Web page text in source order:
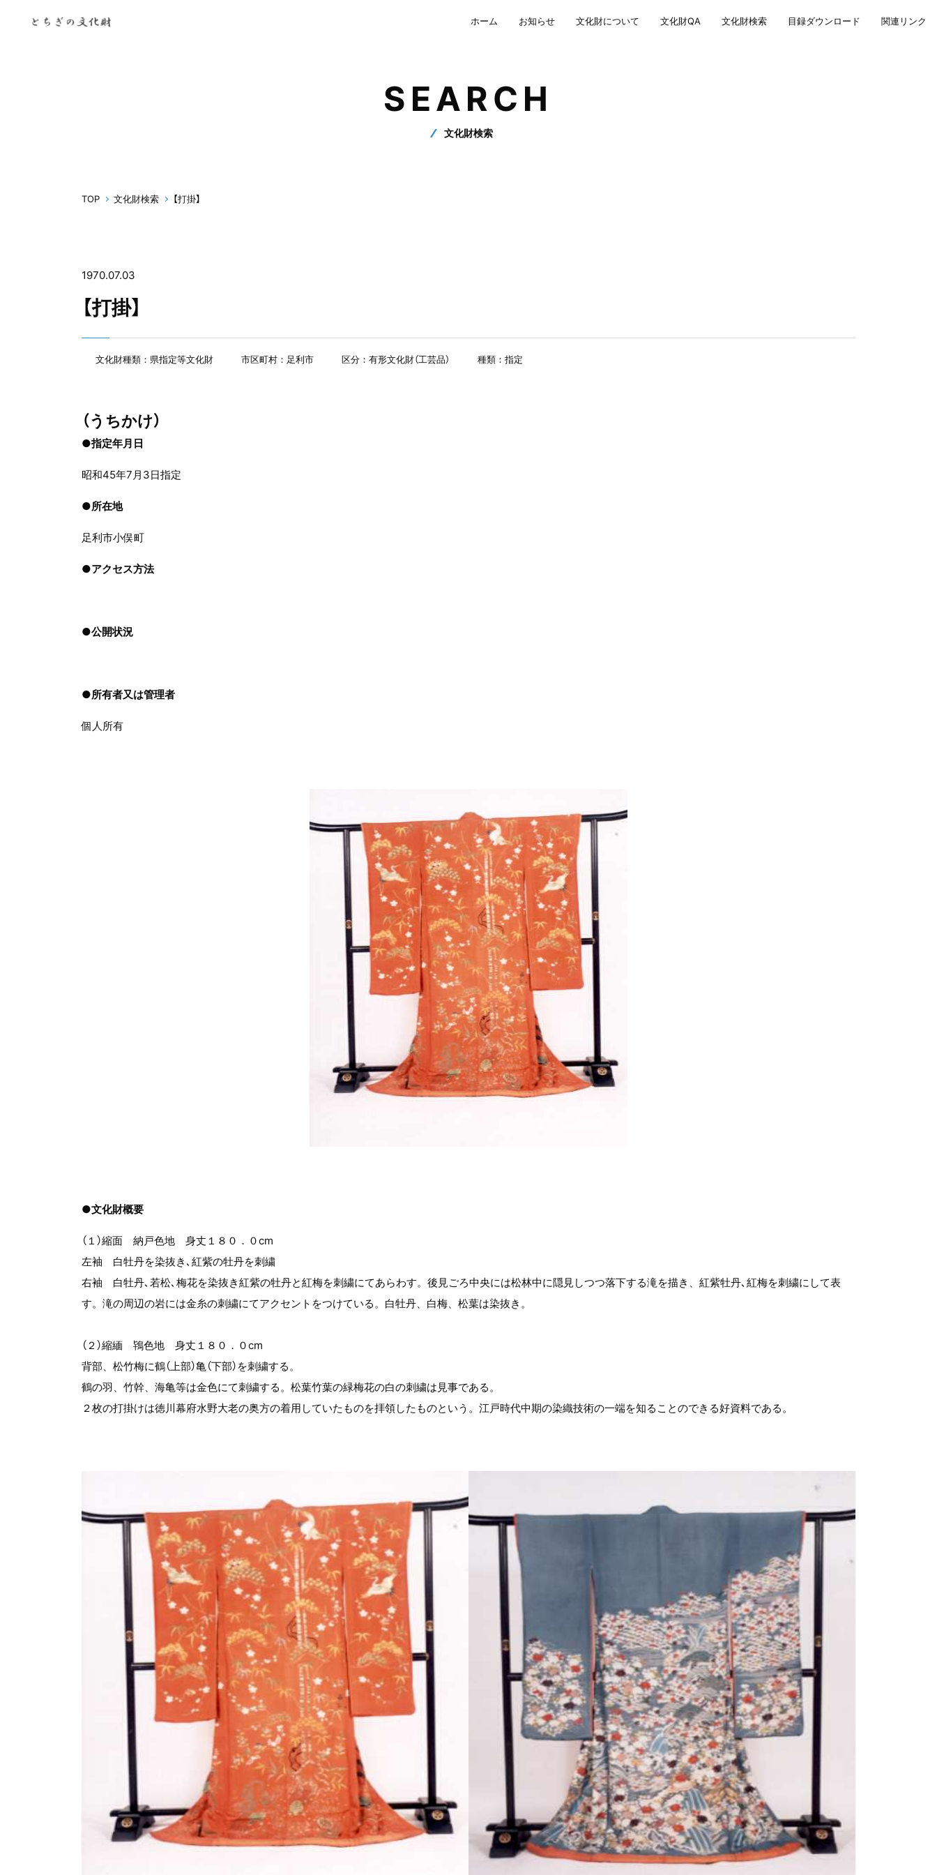
ホーム お知らせ 文化財について 文化財QA 文化財検索 目録ダウンロード 関連リンク
SEARCH
文化財検索
TOP 文化財検索 【打掛】
1970.07.03
【打掛】
文化財種類：県指定等文化財 市区町村：足利市 区分：有形文化財（工芸品） 種類：指定
（うちかけ）
●指定年月日
昭和45年7月3日指定
●所在地
足利市小俣町
●アクセス方法
●公開状況
●所有者又は管理者
個人所有
●文化財概要
（１）縮面 納戸色地 身丈１８０．０cm
左袖 白牡丹を染抜き､紅紫の牡丹を刺繍
右袖 白牡丹､若松､梅花を染抜き紅紫の牡丹と紅梅を刺繍にてあらわす。後見ごろ中央には松林中に隠見しつつ落下する滝を描き、紅紫牡丹､紅梅を刺繍にして表
す。滝の周辺の岩には金糸の刺繍にてアクセントをつけている。白牡丹、白梅、松葉は染抜き。
（２）縮緬 鴇色地 身丈１８０．０cm
背部、松竹梅に鶴（上部）亀（下部）を刺繍する。
鶴の羽、竹幹、海亀等は金色にて刺繍する。松葉竹葉の緑梅花の白の刺繍は見事である。
２枚の打掛けは徳川幕府水野大老の奥方の着用していたものを拝領したものという。江戸時代中期の染織技術の一端を知ることのできる好資料である。